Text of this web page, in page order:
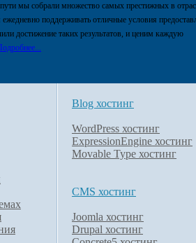
мы собрали множество самых престижных в
поддерживать отличные условия
достижение таких результатов, и ценим каждую
Blog хостинг
WordPress хостинг
ExpressionEngine хостинг
Movable Type хостинг
CMS хостинг
Joomla хостинг
Drupal хостинг